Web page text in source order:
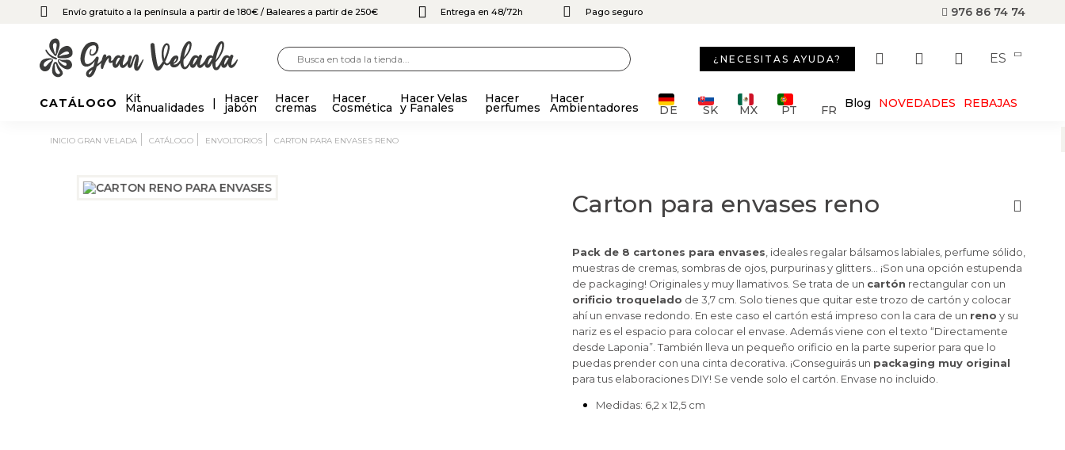
Envío gratuito a la península a partir de 180€ / Baleares a partir de 250€ Entrega en 48/72h Pago seguro 976 86 74 74
¿NECESITAS AYUDA? ES
CATÁLOGO Kit
Manualidades
Hacer
jabón
Hacer
cremas
Hacer
Cosmética
Hacer Velas
y Fanales
Hacer
perfumes
Hacer
Ambientadores DE SK MX PT FR Blog NOVEDADES REBAJAS
INICIO GRAN VELADA CATÁLOGO ENVOLTORIOS CARTON PARA ENVASES RENO
Carton para envases reno
Pack de 8 cartones para envases , ideales regalar bálsamos labiales, perfume sólido,
muestras de cremas, sombras de ojos, purpurinas y glitters… ¡Son una opción estupenda
de packaging! Originales y muy llamativos. Se trata de un cartón rectangular con un
orificio troquelado de 3,7 cm. Solo tienes que quitar este trozo de cartón y colocar
ahí un envase redondo. En este caso el cartón está impreso con la cara de un reno y su
nariz es el espacio para colocar el envase. Además viene con el texto “Directamente
desde Laponia”. También lleva un pequeño orificio en la parte superior para que lo
puedas prender con una cinta decorativa. ¡Conseguirás un packaging muy original
para tus elaboraciones DIY! Se vende solo el cartón. Envase no incluido.
Medidas: 6,2 x12,5 cm